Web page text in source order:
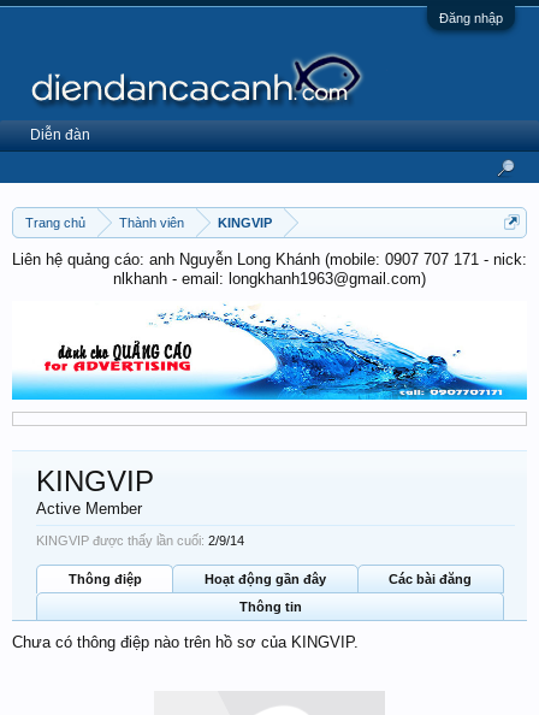
Đăng nhập
Trang chủ Thành viên KINGVIP
Liên hệ quảng cáo: anh Nguyễn Long Khánh (mobile: 0907 707 171 - nick:
nlkhanh - email: longkhanh1963@gmail.com)
KINGVIP
Active Member
KINGVIP được thấy lần cuối: 2/9/14
Thông điệp Hoạt động gần đây
Các bài đăng
Thông tin
Chưa có thông điệp nào trên hồ sơ của KINGVIP.
Diễn đàn